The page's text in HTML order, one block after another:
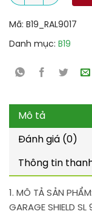
Mã: B19_RAL9017
Danh mục: B19
Mô tả
Đánh giá (0)
Thông tin
1. MÔ TẢ SẢN PHẨM:
GARAGE SHIELD